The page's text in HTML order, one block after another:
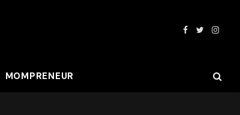
Facebook
Twitter
MOMPRENEUR